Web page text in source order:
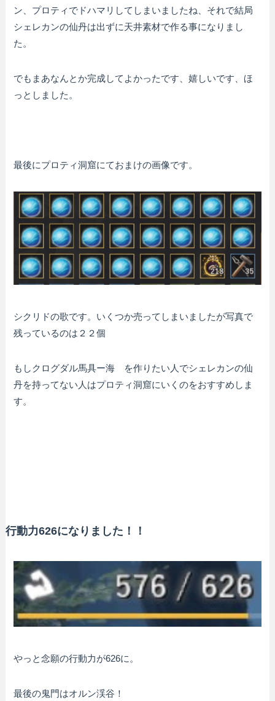
ン、プロティでドハマリしてしまいましたね、それで結局
シェレカンの仙丹は出ずに天井素材で作る事になりまし
た。
でもまあなんとか完成してよかったです、嬉しいです、ほ
っとしました。
最後にプロティ洞窟にておまけの画像です。
シクリドの歌です。いくつか売ってしまいましたが写真で
残っているのは２２個
もしクログダル馬具ー海 を作りたい人でシェレカンの仙
丹を持ってない人はプロティ洞窟にいくのをおすすめしま
す。
行動力626になりました！！
やっと念願の行動力が626に。
最後の鬼門はオルン渓谷！